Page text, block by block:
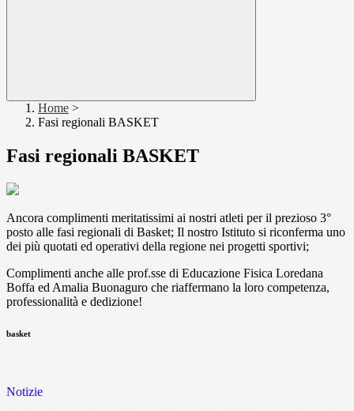
Home >
Fasi regionali BASKET
Fasi regionali BASKET
Ancora complimenti meritatissimi ai nostri atleti per il prezioso 3°
posto alle fasi regionali di Basket; Il nostro Istituto si riconferma uno
dei più quotati ed operativi della regione nei progetti sportivi;
Complimenti anche alle prof.sse di Educazione Fisica Loredana
Boffa ed Amalia Buonaguro che riaffermano la loro competenza,
professionalità e dedizione!
basket
Notizie